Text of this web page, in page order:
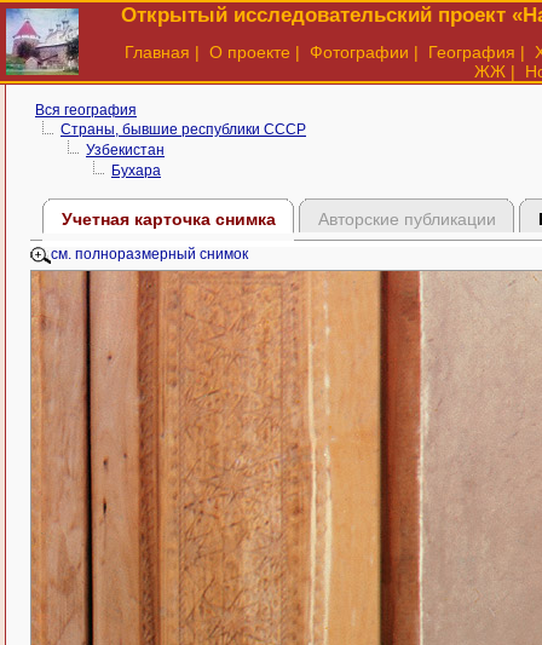
Открытый исследовательский проект
Главная | О проекте | Фотографии | География |
ЖЖ |
Вся география
Страны, бывшие республики СССР
Узбекистан
Бухара
Учетная карточка снимка Авторские публикации
см. полноразмерный снимок